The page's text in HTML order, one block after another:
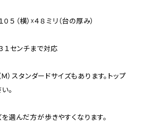
０５（横）☓４８ミリ（台の厚み）
１センチまで対応
Ｍ）スタンダードサイズもあります。トップ
。
選んだ方が歩きやすくなります。